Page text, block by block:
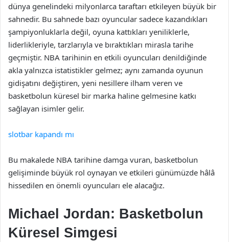
dünya genelindeki milyonlarca taraftarı etkileyen büyük bir
sahnedir. Bu sahnede bazı oyuncular sadece kazandıkları
şampiyonluklarla değil, oyuna kattıkları yeniliklerle,
liderlikleriyle, tarzlarıyla ve bıraktıkları mirasla tarihe
geçmiştir. NBA tarihinin en etkili oyuncuları denildiğinde
akla yalnızca istatistikler gelmez; aynı zamanda oyunun
gidişatını değiştiren, yeni nesillere ilham veren ve
basketbolun küresel bir marka haline gelmesine katkı
sağlayan isimler gelir.
slotbar kapandı mı
Bu makalede NBA tarihine damga vuran, basketbolun
gelişiminde büyük rol oynayan ve etkileri günümüzde hâlâ
hissedilen en önemli oyuncuları ele alacağız.
Michael Jordan: Basketbolun
Küresel Simgesi